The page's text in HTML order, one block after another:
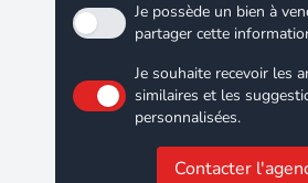
Je possède un bien à
partager cette
Je souhaite recevoir les
similaires et les
personnalisées.
Contacter